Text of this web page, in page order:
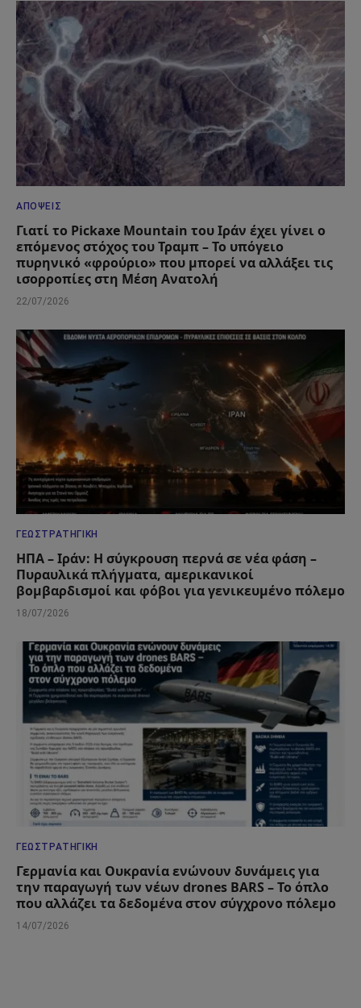
ΑΠΌΨΕΙΣ
Γιατί το Pickaxe Mountain του Ιράν έχει γίνει ο
επόμενος στόχος του Τραμπ – Το υπόγειο
πυρηνικό «φρούριο» που μπορεί να αλλάξει τις
ισορροπίες στη Μέση Ανατολή
22/07/2026
ΓΕΩΣΤΡΑΤΗΓΙΚΉ
ΗΠΑ – Ιράν: Η σύγκρουση περνά σε νέα φάση –
Πυραυλικά πλήγματα, αμερικανικοί
βομβαρδισμοί και φόβοι για γενικευμένο πόλεμο
18/07/2026
ΓΕΩΣΤΡΑΤΗΓΙΚΉ
Γερμανία και Ουκρανία ενώνουν δυνάμεις για
την παραγωγή των νέων drones BARS – Το όπλο
που αλλάζει τα δεδομένα στον σύγχρονο πόλεμο
14/07/2026